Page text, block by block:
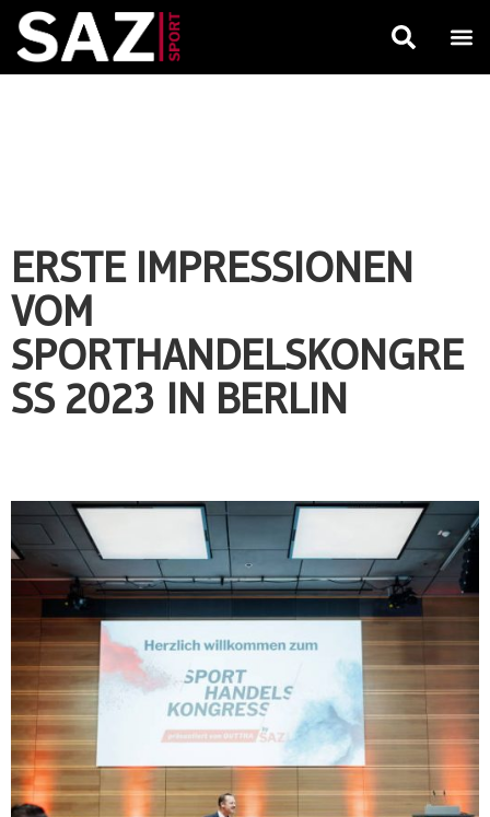
ERSTE IMPRESSIONEN
VOM
SPORTHANDELSKONGRE
SS 2023 IN BERLIN